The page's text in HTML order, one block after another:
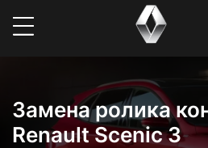
Замена ролика
Renault Scenic 3